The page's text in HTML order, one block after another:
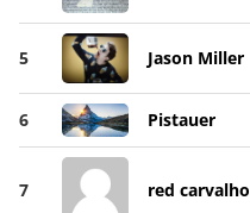
5 Jason Miller
6 Pistauer
7 red carvalho